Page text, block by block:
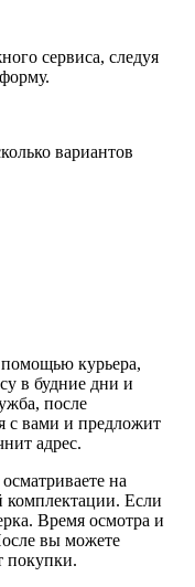
сервиса, следуя
вариантов
помощью курьера,
в будние дни и
после
с вами и предложит
адрес.
на
комплектации. Если
Время осмотра и
вы можете
покупки.